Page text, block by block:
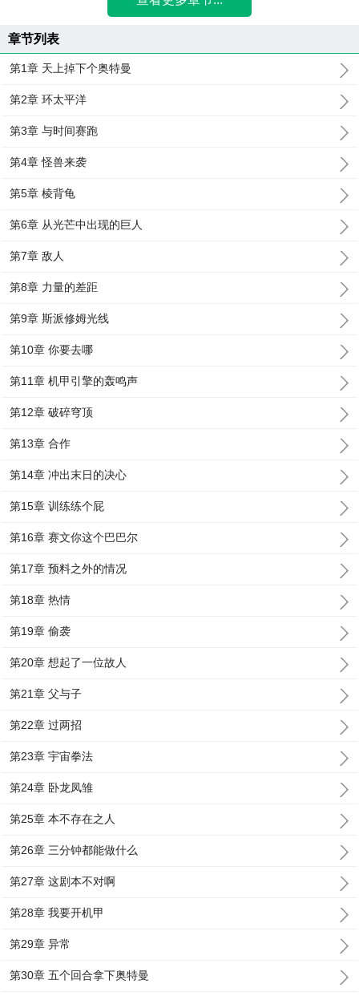
章节列表
第1章 天上掉下个奥特曼
第2章 环太平洋
第3章 与时间赛跑
第4章 怪兽来袭
第5章 棱背龟
第6章 从光芒中出现的巨人
第7章 敌人
第8章 力量的差距
第9章 斯派修姆光线
第10章 你要去哪
第11章 机甲引擎的轰鸣声
第12章 破碎穹顶
第13章 合作
第14章 冲出末日的决心
第15章 训练练个屁
第16章 赛文你这个巴巴尔
第17章 预料之外的情况
第18章 热情
第19章 偷袭
第20章 想起了一位故人
第21章 父与子
第22章 过两招
第23章 宇宙拳法
第24章 卧龙凤雏
第25章 本不存在之人
第26章 三分钟都能做什么
第27章 这剧本不对啊
第28章 我要开机甲
第29章 异常
第30章 五个回合拿下奥特曼